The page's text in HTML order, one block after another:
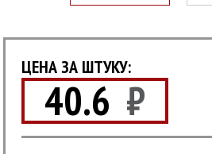
ЦЕНА ЗА ШТУКУ:
40.6 ₽